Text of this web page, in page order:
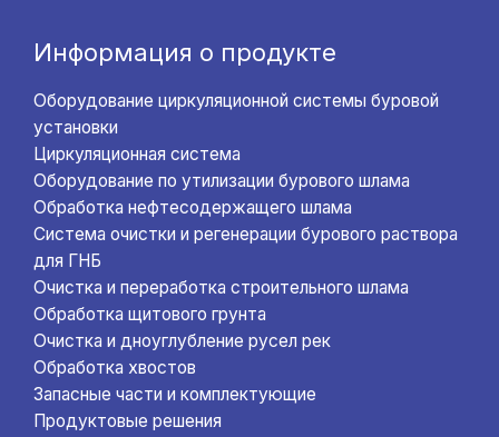
Информация о продукте
Оборудование циркуляционной системы буровой
установки
Циркуляционная система
Оборудование по утилизации бурового шлама
Обработка нефтесодержащего шлама
Система очистки и регенерации бурового раствора
для ГНБ
Очистка и переработка строительного шлама
Обработка щитового грунта
Очистка и дноуглубление русел рек
Обработка хвостов
Запасные части и комплектующие
Продуктовые решения